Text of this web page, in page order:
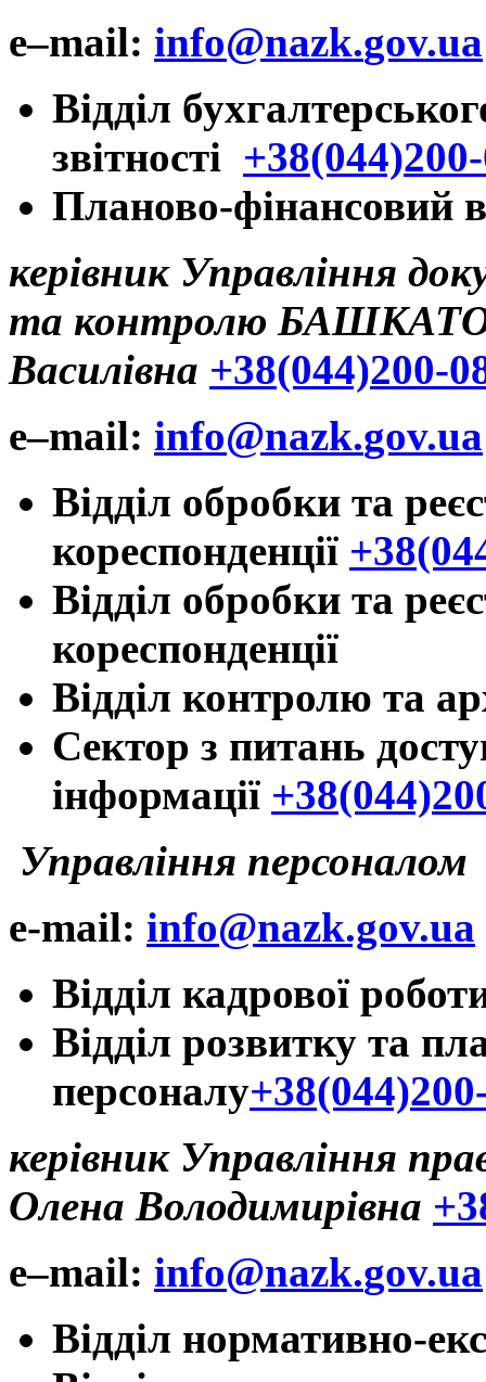
e–mail: info@nazk.gov.ua
Відділ
звітності
Планово-фінансовий
керівник Управління
та контролю
Василівна +38(044)200-
e–mail: info@nazk.gov.ua
Відділ обробки та
кореспонденції
Відділ обробки та
кореспонденції
Відділ контролю та
Сектор з питань
інформації
Управління персоналом
e-mail: info@nazk.gov.ua
Відділ кадрової
Відділ розвитку та
персоналу
керівник Управління
Олена Володимирівна
e–mail: info@nazk.gov.ua
Відділ нормативно-